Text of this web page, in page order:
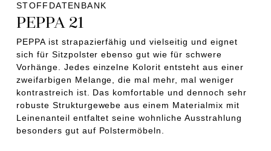
STOFFDATENBANK
PEPPA 21
PEPPA ist strapazierfähig und vielseitig und eignet
sich für Sitzpolster ebenso gut wie für schwere
Vorhänge. Jedes einzelne Kolorit entsteht aus einer
zweifarbigen Melange, die mal mehr, mal weniger
kontrastreich ist. Das komfortable und dennoch sehr
robuste Strukturgewebe aus einem Materialmix mit
Leinenanteil entfaltet seine wohnliche Ausstrahlung
besonders gut auf Polstermöbeln.